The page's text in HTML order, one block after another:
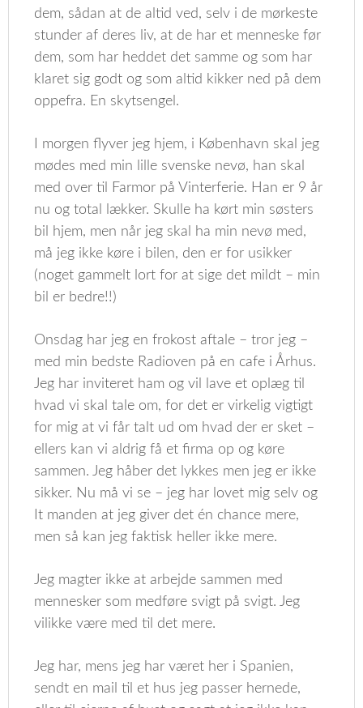
dem, sådan at de altid ved, selv i de mørkeste
stunder af deres liv, at de har et menneske før
dem, som har heddet det samme og som har
klaret sig godt og som altid kikker ned på dem
oppefra. En skytsengel.
I morgen flyver jeg hjem, i København skal jeg
mødes med min lille svenske nevø, han skal
med over til Farmor på Vinterferie. Han er 9 år
nu og total lækker. Skulle ha kørt min søsters
bil hjem, men når jeg skal ha min nevø med,
må jeg ikke køre i bilen, den er for usikker
(noget gammelt lort for at sige det mildt – min
bil er bedre!!)
Onsdag har jeg en frokost aftale – tror jeg –
med min bedste Radioven på en cafe i Århus.
Jeg har inviteret ham og vil lave et oplæg til
hvad vi skal tale om, for det er virkelig vigtigt
for mig at vi får talt ud om hvad der er sket –
ellers kan vi aldrig få et firma op og køre
sammen. Jeg håber det lykkes men jeg er ikke
sikker. Nu må vi se – jeg har lovet mig selv og
It manden at jeg giver det én chance mere,
men så kan jeg faktisk heller ikke mere.
Jeg magter ikke at arbejde sammen med
mennesker som medføre svigt på svigt. Jeg
vilikke være med til det mere.
Jeg har, mens jeg har været her i Spanien,
sendt en mail til et hus jeg passer hernede,